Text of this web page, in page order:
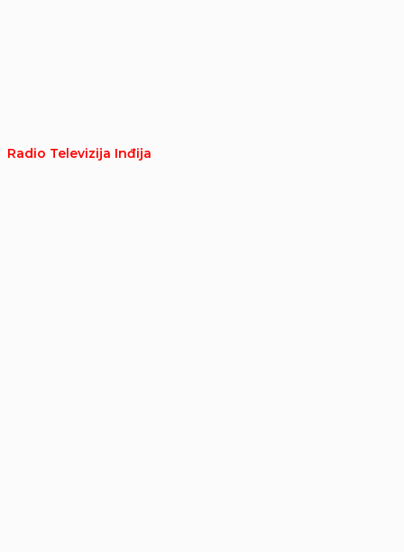
Radio Televizija Inđija